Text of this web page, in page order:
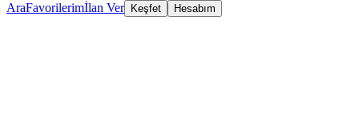
AraFavorilerimİlan Ver Keşfet Hesabım